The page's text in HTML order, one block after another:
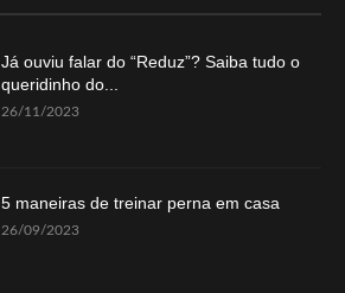
Já ouviu falar do “Reduz”? Saiba tudo o
queridinho do...
26/11/2023
5 maneiras de treinar perna em casa
26/09/2023